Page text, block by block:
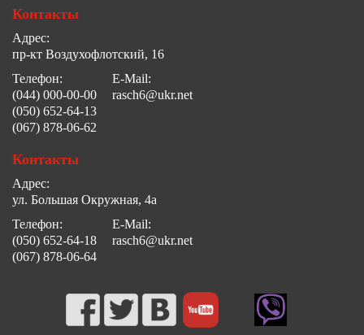
Контакты
Адрес:
пр-кт Воздухофлотский, 16
Телефон:
(044) 000-00-00
(050) 652-64-13
(067) 878-06-62
E-Mail:
rasch6@ukr.net
Контакты
Адрес:
ул. Большая Окружная, 4а
Телефон:
(050) 652-64-18
(067) 878-06-64
E-Mail:
rasch6@ukr.net